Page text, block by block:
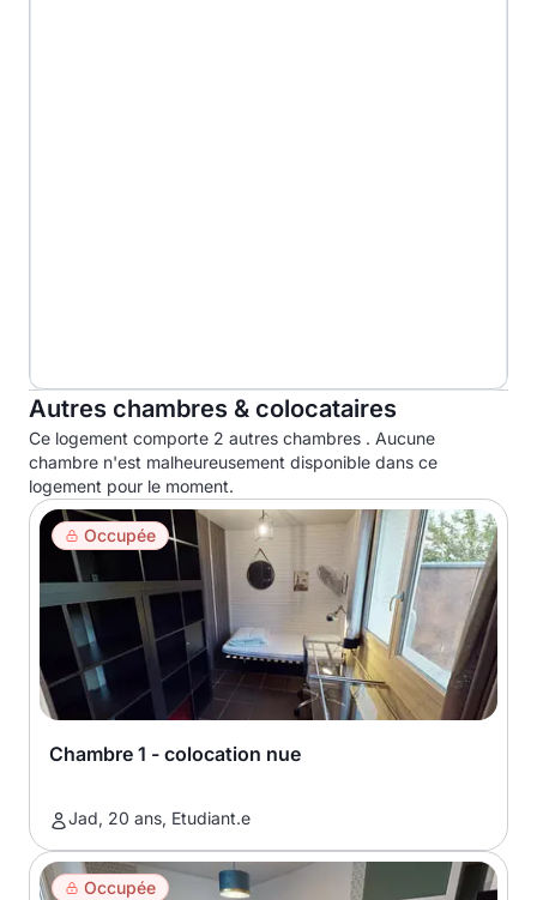
Autres chambres & colocataires
Ce logement comporte 2 autres chambres . Aucune
chambre n'est malheureusement disponible dans ce
logement pour le moment.
Occupée
Chambre 1 - colocation nue
Jad, 20 ans, Etudiant.e
Occupée